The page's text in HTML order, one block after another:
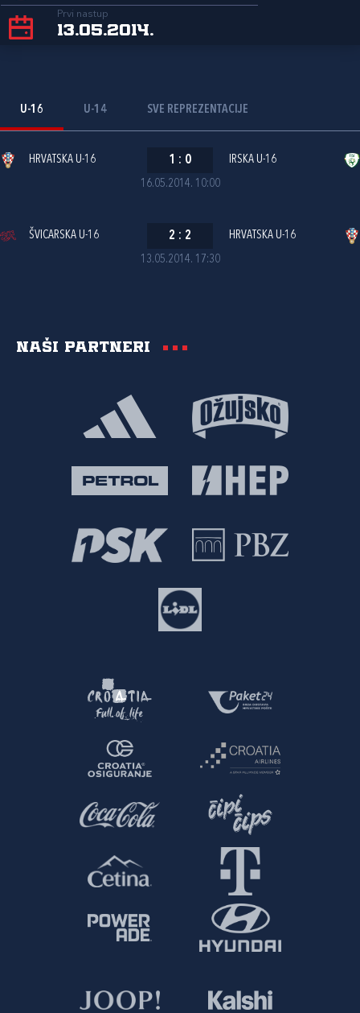
Prvi nastup
13.05.2014.
U-16 U-14 SVE REPREZENTACIJE
16.05.2014. 10:00
HRVATSKA U-16 1 : 0 IRSKA U-16
13.05.2014. 17:30
ŠVICARSKA U-16 2 : 2 HRVATSKA U-16
Naši partneri